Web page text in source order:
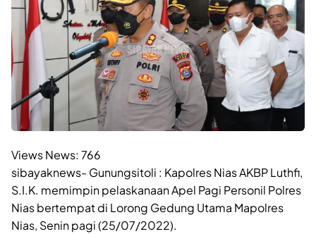
Views News: 766
sibayaknews- Gunungsitoli : Kapolres Nias AKBP Luthfi,
S.I.K. memimpin pelaskanaan Apel Pagi Personil Polres
Nias bertempat di Lorong Gedung Utama Mapolres
Nias, Senin pagi (25/07/2022).